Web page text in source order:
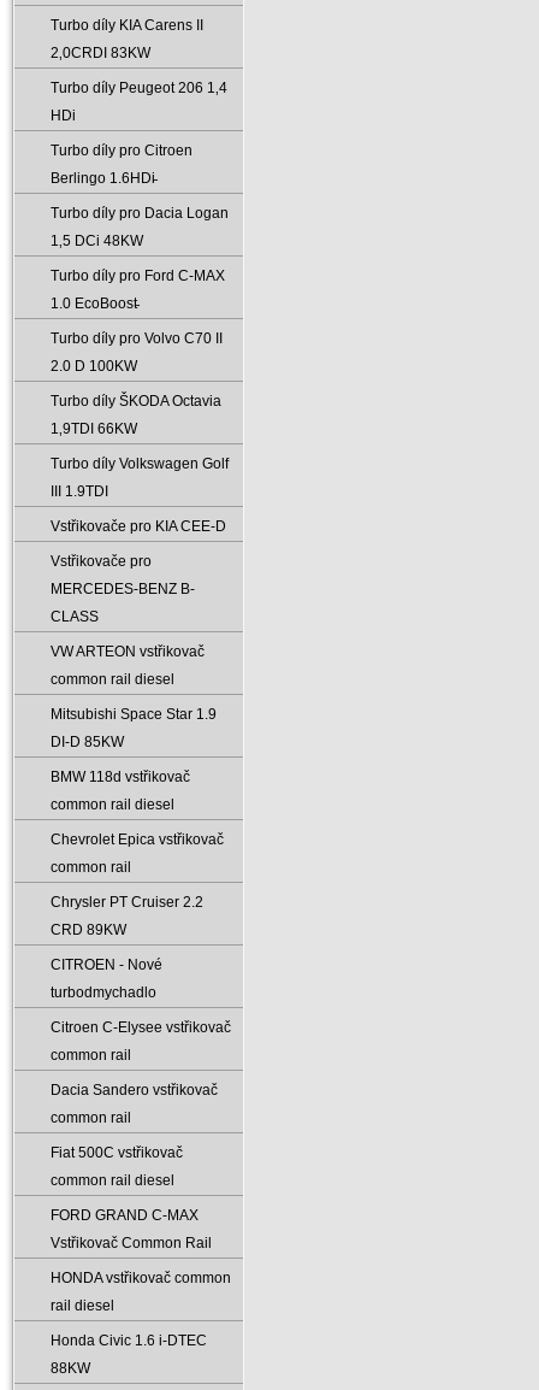
Turbo díly KIA Carens II
2‚0CRDI 83KW
Turbo díly Peugeot 206 1‚4
HDi
Turbo díly pro Citroen
Berlingo 1.6HDi̵
Turbo díly pro Dacia Logan
1‚5 DCi 48KW
Turbo díly pro Ford C-MAX
1.0 EcoBoost̵
Turbo díly pro Volvo C70 II
2.0 D 100KW
Turbo díly ŠKODA Octavia
1‚9TDI 66KW
Turbo díly Volkswagen Golf
III 1.9TDI
Vstřikovače pro KIA CEE-D
Vstřikovače pro
MERCEDES-BENZ B-
CLASS
VW ARTEON vstřikovač
common rail diesel
Mitsubishi Space Star 1.9
DI-D 85KW
BMW 118d vstřikovač
common rail diesel
Chevrolet Epica vstřikovač
common rail
Chrysler PT Cruiser 2.2
CRD 89KW
CITROEN - Nové
turbodmychadlo
Citroen C-Elysee vstřikovač
common rail
Dacia Sandero vstřikovač
common rail
Fiat 500C vstřikovač
common rail diesel
FORD GRAND C-MAX
Vstřikovač Common Rail
HONDA vstřikovač common
rail diesel
Honda Civic 1.6 i-DTEC
88KW